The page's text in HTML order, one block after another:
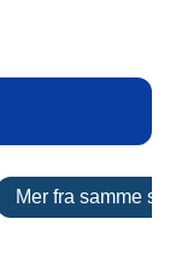
Mer fra samme